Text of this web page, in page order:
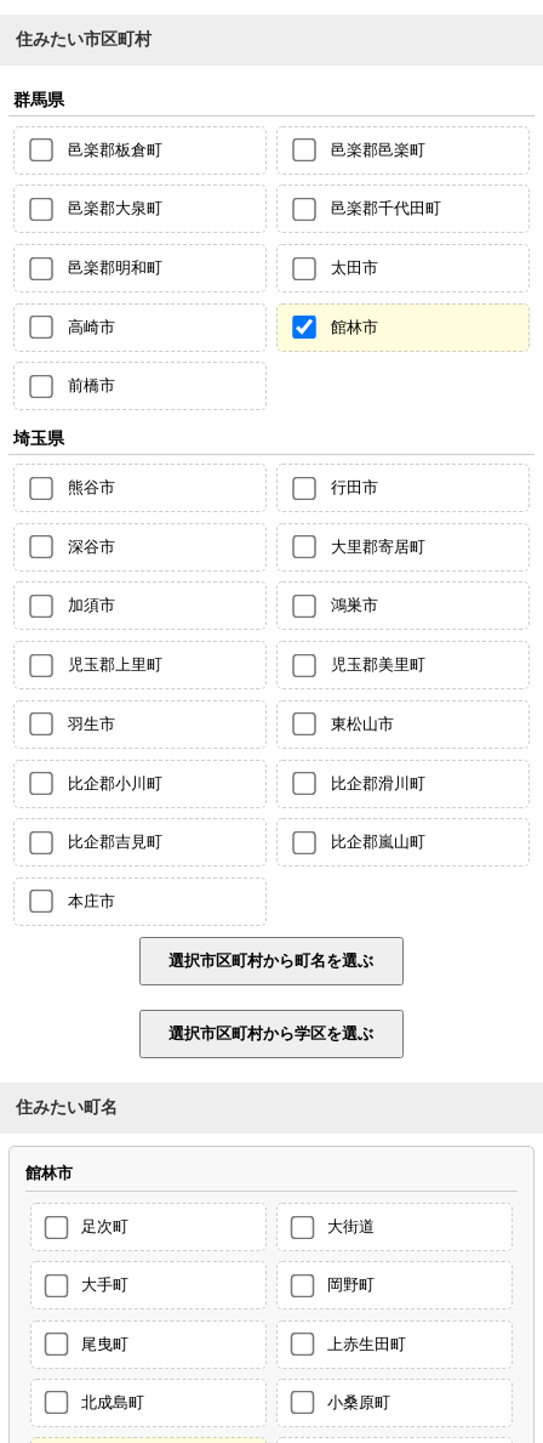
住みたい市区町村
群馬県
邑楽郡板倉町 邑楽郡邑楽町
邑楽郡大泉町 邑楽郡千代田町
邑楽郡明和町 太田市
高崎市 館林市
前橋市
埼玉県
熊谷市 行田市
深谷市 大里郡寄居町
加須市 鴻巣市
児玉郡上里町 児玉郡美里町
羽生市 東松山市
比企郡小川町 比企郡滑川町
比企郡吉見町 比企郡嵐山町
本庄市
住みたい町名
館林市
足次町 大街道
大手町 岡野町
尾曳町 上赤生田町
北成島町 小桑原町